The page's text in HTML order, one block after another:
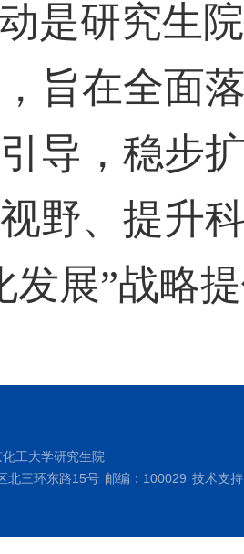
是研究生
旨在全面
导，稳步
野、提升
发展”战略
工大学研究生院
北三环东路15号 邮编：100029 技术支